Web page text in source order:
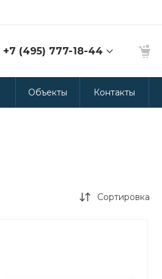
+7 (495) 777-18-44
8 (986) 314-94-49
Промышленная 15
Объекты Контакты
Сортировка